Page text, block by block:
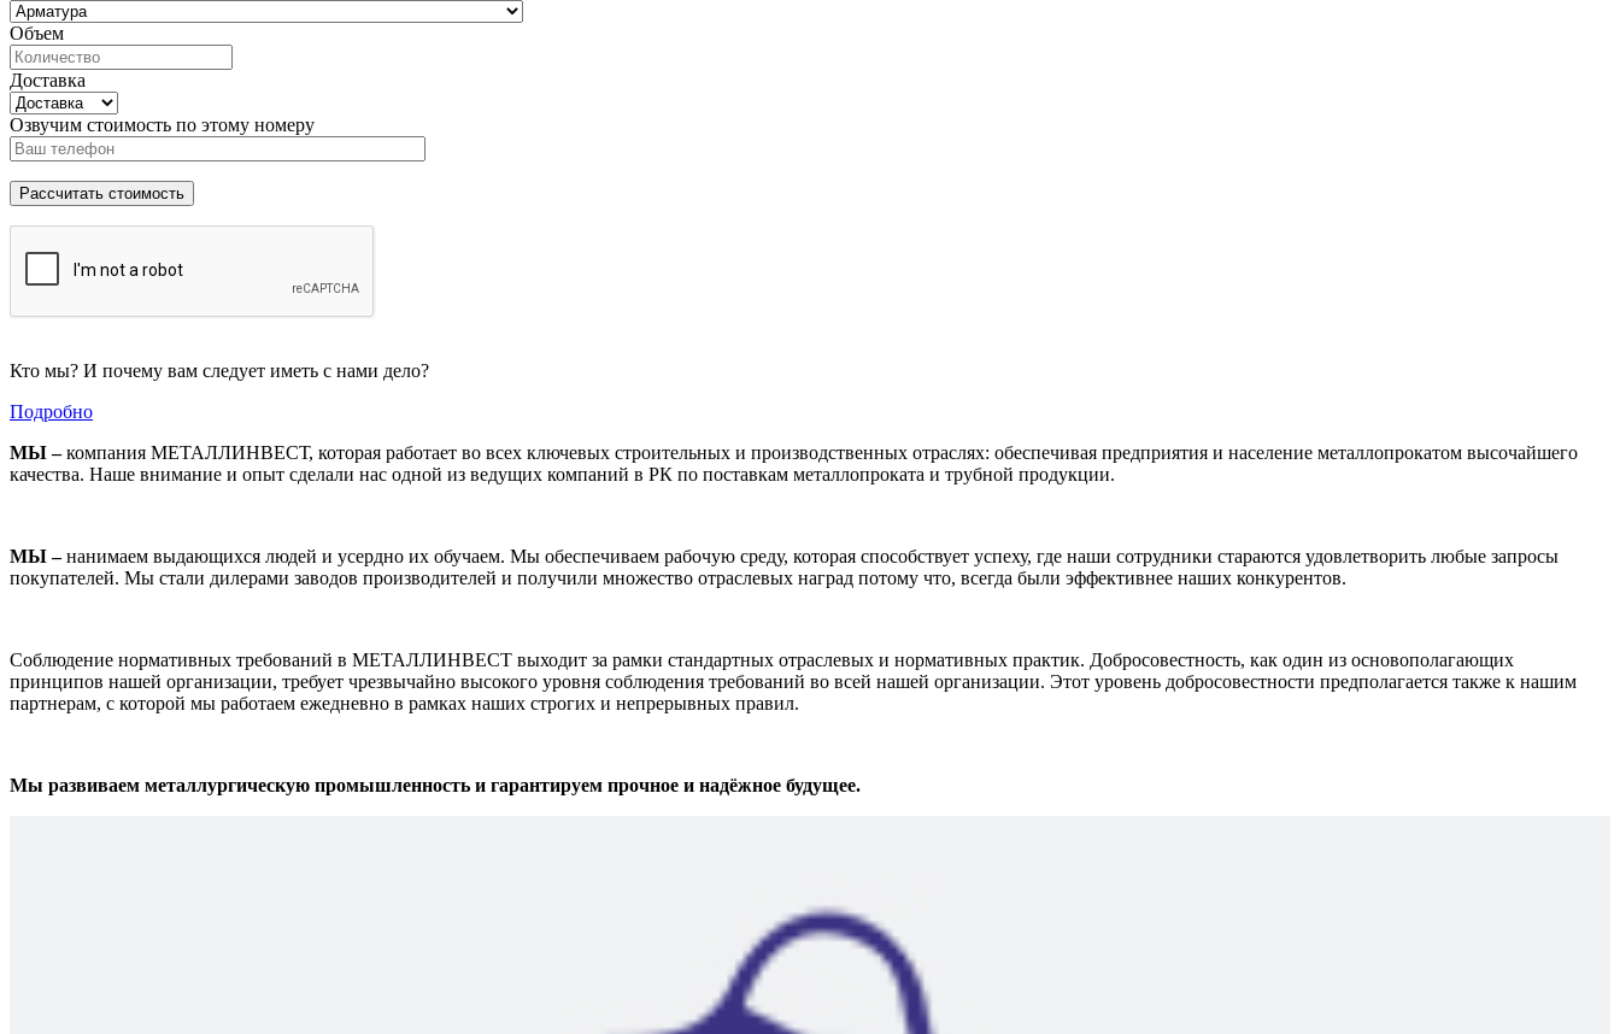
Объем
Доставка
Озвучим стоимость по этому номеру
Кто мы? И почему вам следует иметь с нами дело?
Подробно
МЫ –компания МЕТАЛЛИНВЕСТ, которая работает во всех ключевых строительных и производственных отраслях: обеспечивая предприятия и население металлопрокатом высочайшего
качества. Наше внимание и опыт сделали нас одной из ведущих компаний в РК по поставкам металлопроката и трубной продукции.
МЫ –нанимаем выдающихся людей и усердно их обучаем. Мы обеспечиваем рабочую среду, которая способствует успеху, где наши сотрудники стараются удовлетворить любые запросы
покупателей. Мы стали дилерами заводов производителей и получили множество отраслевых наград потому что, всегда были эффективнее наших конкурентов.
Соблюдение нормативных требований в МЕТАЛЛИНВЕСТ выходит за рамки стандартных отраслевых и нормативных практик. Добросовестность, как один из основополагающих
принципов нашей организации, требует чрезвычайно высокого уровня соблюдения требований во всей нашей организации. Этот уровень добросовестности предполагается также к нашим
партнерам, с которой мы работаем ежедневно в рамках наших строгих и непрерывных правил.
Мы развиваем металлургическую промышленность и гарантируем прочное и надёжное будущее.